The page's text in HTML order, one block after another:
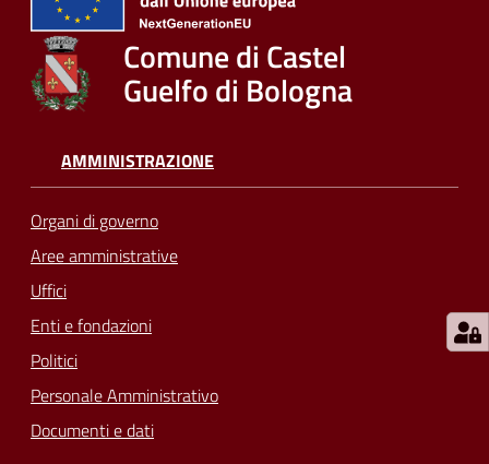
Seguici
su
Comune di Castel
Guelfo di Bologna
AMMINISTRAZIONE
Organi di governo
Aree amministrative
Uffici
Enti e fondazioni
Politici
Personale Amministrativo
Documenti e dati